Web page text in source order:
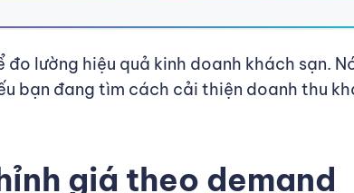
lường hiệu quả kinh doanh khách sạn.
bạn đang tìm cách cải thiện doanh thu
giá theo demand